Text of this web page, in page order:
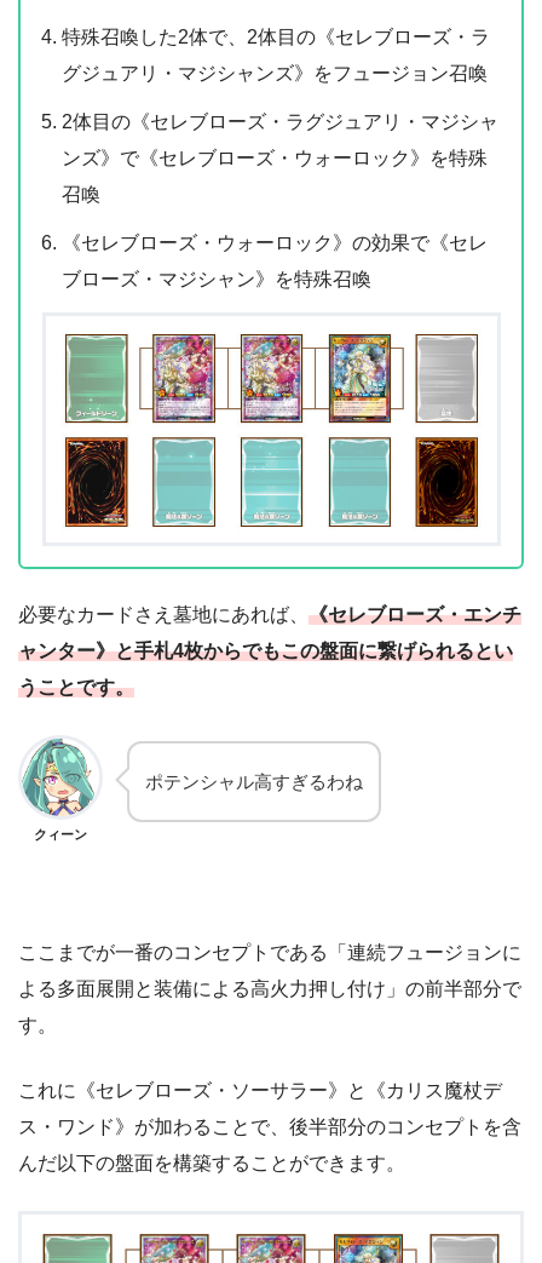
特殊召喚した2体で、2体目の《セレブローズ・ラ
グジュアリ・マジシャンズ》をフュージョン召喚
2体目の《セレブローズ・ラグジュアリ・マジシャ
ンズ》で《セレブローズ・ウォーロック》を特殊
召喚
《セレブローズ・ウォーロック》の効果で《セレ
ブローズ・マジシャン》を特殊召喚
必要なカードさえ墓地にあれば、 《セレブローズ・エンチ
ャンター》と手札4枚からでもこの盤面に繋げられるとい
うことです。
クィーン
ポテンシャル高すぎるわね
ここまでが一番のコンセプトである「連続フュージョンに
よる多面展開と装備による高火力押し付け」の前半部分で
す。
これに《セレブローズ・ソーサラー》と《カリス魔杖デ
ス・ワンド》が加わることで、後半部分のコンセプトを含
んだ以下の盤面を構築することができます。